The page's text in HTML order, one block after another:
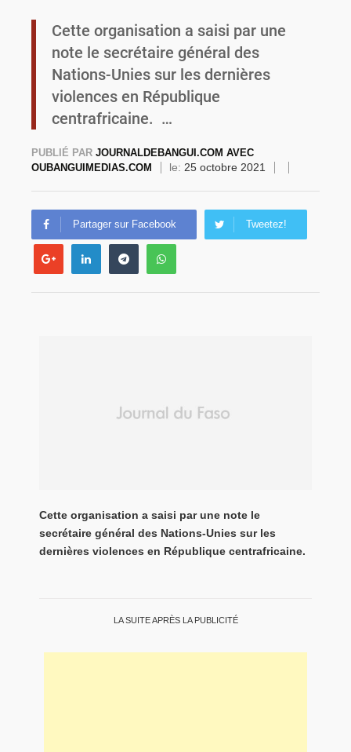
Burkina Faso : une usine de farine de blé à 3,1 milliards FCFA en construction pour renforcer la production locale
Cette organisation a saisi par une
note le secrétaire général des
Nations-Unies sur les dernières
violences en République
centrafricaine. …
PUBLIÉ PAR JOURNALDEBANGUI.COM AVEC
OUBANGUIMEDIAS.COM
le: 25 octobre 2021
Partager sur Facebook Tweetez!
Cette organisation a saisi par une note le
secrétaire général des Nations-Unies sur les
dernières violences en République centrafricaine.
LA SUITE APRÈS LA PUBLICITÉ